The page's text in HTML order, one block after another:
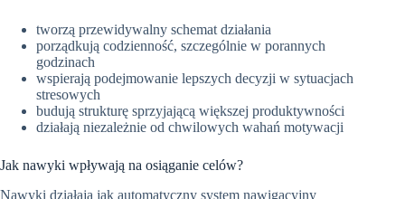
tworzą przewidywalny schemat działania
porządkują codzienność, szczególnie w porannych
godzinach
wspierają podejmowanie lepszych decyzji w sytuacjach
stresowych
budują strukturę sprzyjającą większej produktywności
działają niezależnie od chwilowych wahań motywacji
Jak nawyki wpływają na osiąganie celów?
Nawyki działają jak automatyczny system nawigacyjny